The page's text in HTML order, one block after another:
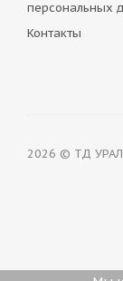
персональных
Контакты
2026 © ТД